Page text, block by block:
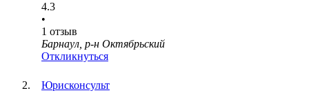
4.3
•
1 отзыв
Барнаул, р-н Октябрьский
Откликнуться
Юрисконсульт